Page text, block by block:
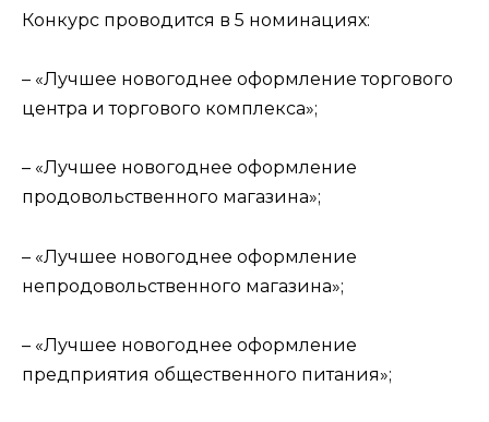
Конкурс проводится в 5 номинациях:
– «Лучшее новогоднее оформление торгового
центра и торгового комплекса»;
– «Лучшее новогоднее оформление
продовольственного магазина»;
– «Лучшее новогоднее оформление
непродовольственного магазина»;
– «Лучшее новогоднее оформление
предприятия общественного питания»;